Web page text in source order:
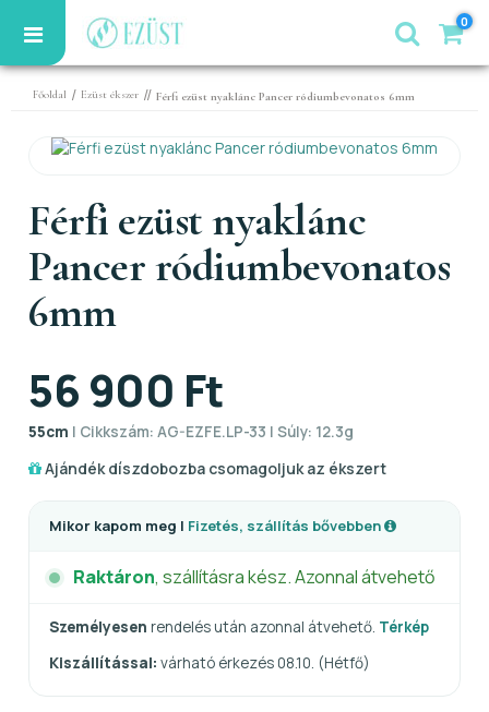
0
Főoldal / Ezüst ékszer // Férfi ezüst nyaklánc Pancer ródiumbevonatos 6mm
Férfi ezüst nyaklánc
Pancer ródiumbevonatos
6mm
56 900 Ft
55cm | Cikkszám: AG-EZFE.LP-33 | Súly: 12.3g
Ajándék díszdobozba csomagoljuk az ékszert
Mikor kapom meg | Fizetés, szállítás bővebben
Raktáron, szállításra kész. Azonnal átvehető
Személyesen rendelés után azonnal átvehető. Térkép
Kiszállítással: várható érkezés 08.10. (Hétfő)